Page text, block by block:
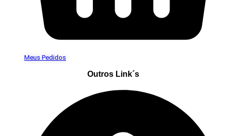
Meus Pedidos
Outros Link´s